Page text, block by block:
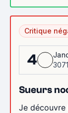
Critique
4
Sueurs
Je découvre